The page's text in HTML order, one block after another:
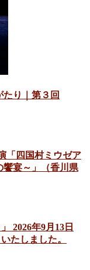
り｜第３回
「四国村ミウゼア
饗宴～」（香川県
2026年9月13日
いたしました。